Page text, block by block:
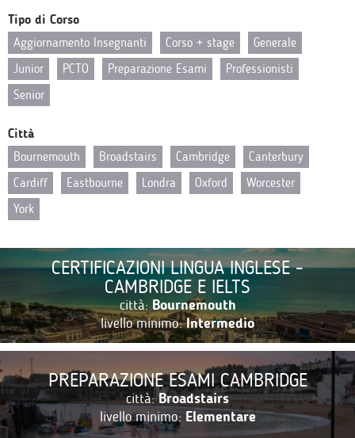
Tipo di Corso
Aggiornamento Insegnanti
Corso + stage
Generale
Junior
PCTO Preparazione Esami
Professionisti
Senior
Città
Bournemouth
Broadstairs Cambridge
Canterbury
Cardiff
Eastbourne Londra Oxford
Worcester
York
CERTIFICAZIONI LINGUA INGLESE -
CAMBRIDGE E IELTS
città:Bournemouth
livello minimo:Intermedio
PREPARAZIONE ESAMI CAMBRIDGE
città:Broadstairs
livello minimo: Elementare